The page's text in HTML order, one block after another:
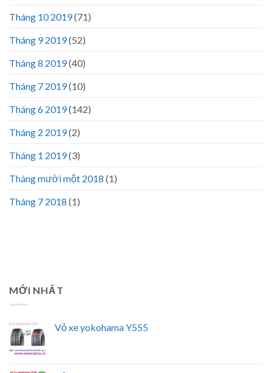
Tháng 10 2019(71)
Tháng 9 2019(52)
Tháng 8 2019(40)
Tháng 7 2019(10)
Tháng 6 2019(142)
Tháng 2 2019(2)
Tháng 1 2019(3)
Tháng mười một 2018 (1)
Tháng 7 2018 (1)
MỚI NHẤT
Vỏ xe yokohama Y555